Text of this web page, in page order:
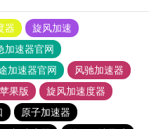
器
旋风加速
加速器官网
加速器官网
风驰加速器
果版
旋风加速度器
原子加速器